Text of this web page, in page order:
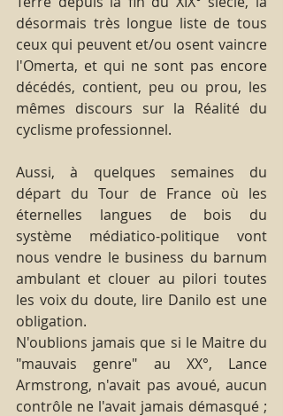
désormais très longue liste de tous
ceux qui peuvent et/ou osent vaincre
l'Omerta, et qui ne sont pas encore
décédés, contient, peu ou prou, les
mêmes discours sur la Réalité du
cyclisme professionnel.
Aussi, à quelques semaines du
départ du Tour de France où les
éternelles langues de bois du
système médiatico-politique vont
nous vendre le business du barnum
ambulant et clouer au pilori toutes
les voix du doute, lire Danilo est une
obligation.
N'oublions jamais que si le Maitre du
"mauvais genre" au XX°, Lance
Armstrong, n'avait pas avoué, aucun
contrôle ne l'avait jamais démasqué ;